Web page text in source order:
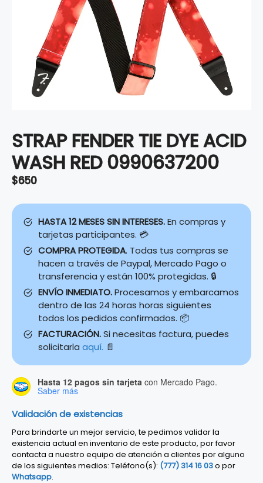
STRAP FENDER TIE DYE ACID
WASH RED 0990637200
$650
HASTA 12 MESES SIN INTERESES.En compras y
tarjetas participantes. 💳
COMPRA PROTEGIDA. Todas tus compras se
hacen a través de Paypal, Mercado Pago o
transferencia y están 100% protegidas. 🔒
ENVÍO INMEDIATO.Procesamos y embarcamos
dentro de las 24 horas horas siguientes
todos los pedidos confirmados. 📦
FACTURACIÓN.Si necesitas factura, puedes
solicitarla aquí. 📄
Hasta 12 pagos sin tarjeta con Mercado Pago.
Saber más
Validación de existencias
Para brindarte un mejor servicio, te pedimos validar la
existencia actual en inventario de este producto, por favor
contacta a nuestro equipo de atención a clientes por alguno
de los siguientes medios: Teléfono(s): (777) 314 16 03o por
Whatsapp.